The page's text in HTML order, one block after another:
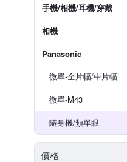
手機/相機/耳機/穿戴
相機
Panasonic
微單-全片幅/中片幅
微單-M43
隨身機/類單眼
價格